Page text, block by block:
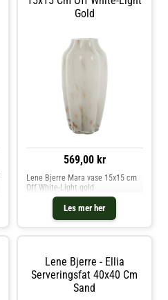
Gold
569,00 kr
Les mer her
Lene Bjerre Mara vase 15x15 cm
Off White-Light gold
Lene Bjerre - Ellia
Serveringsfat 40x40 Cm
Sand